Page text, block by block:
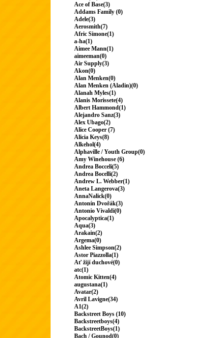
Ace of Base(3)
Addams Family (0)
Adele(3)
Aerosmith(7)
Afric Simone(1)
a-ha(1)
Aimee Mann(1)
aimeeman(0)
Air Supply(3)
Akon(0)
Alan Menken(0)
Alan Menken (Aladin)(0)
Alanah Myles(1)
Alanis Morissete(4)
Albert Hammond(1)
Alejandro Sanz(3)
Alex Ubago(2)
Alice Cooper (7)
Alicia Keys(8)
Alkehol(4)
Alphaville / Youth Group(0)
Amy Winehouse (6)
Andrea Bocceli(5)
Andrea Bocelli(2)
Andrew L. Webber(1)
Aneta Langerova(3)
AnnaNalick(0)
Antonín Dvořák(3)
Antonio Vivaldi(0)
Apocalyptica(1)
Aqua(3)
Arakain(2)
Argema(0)
Ashlee Simpson(2)
Astor Piazzolla(1)
Ať žijí duchové(0)
atc(1)
Atomic Kitten(4)
augustana(1)
Avatar(2)
Avril Lavigne(34)
A1(2)
Backstreet Boys (10)
Backstreetboys(4)
BackstreetBoys(1)
Bach / Gounod(0)